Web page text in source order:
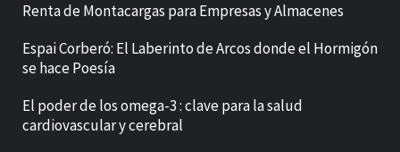
Renta de Montacargas para Empresas y Almacenes
Espai Corberó: El Laberinto de Arcos donde el Hormigón
se hace Poesía
El poder de los omega-3 : clave para la salud
cardiovascular y cerebral